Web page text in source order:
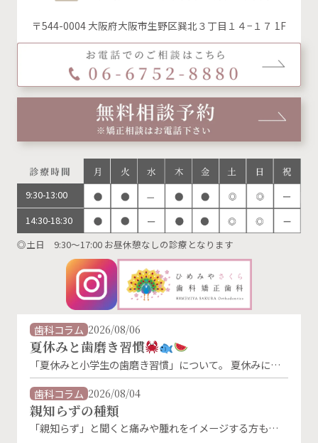
〒544-0004 大阪府大阪市生野区巽北３丁目１４−１７ 1F
9:30-13:00
14:30-18:30
◎土日 9:30～17:00 お昼休憩なしの診療となります
歯科コラム 2026/08/06
夏休みと歯磨き習慣
「夏休みと小学生の歯磨き習慣」について。 夏休みに入
り、生活リズムが変わることで、歯磨きの習慣が乱れがち
になります。特に朝の歯磨きは、「朝ごはんを食べないか
ら」「外に出かけないから」といった理由で忘れやすくな
るものです。 しかし、夏休み中でもむし歯菌は活発に活
動しています。朝・晩しっかり磨くことが、お子さんの大
歯科コラム 2026/08/04
親知らずの種類
「親知らず」と聞くと痛みや腫れをイメージする方も多い